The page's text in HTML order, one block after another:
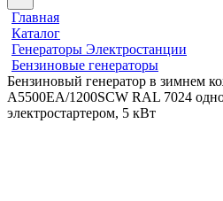
Главная
Каталог
Генераторы Электростанции
Бензиновые генераторы
Бензиновый генератор в зимнем
A5500EA/1200SCW RAL 7024
электростартером, 5 кВт